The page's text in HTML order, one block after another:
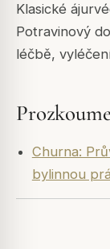
Klasické
Potravinový
léčbě,
Churna:
bylinnou